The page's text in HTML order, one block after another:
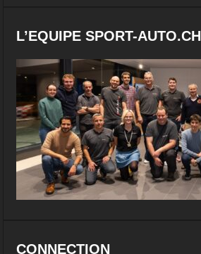
L’EQUIPE SPORT-AUTO.CH
CONNECTION